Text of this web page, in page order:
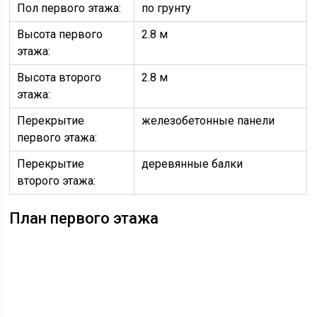
Пол первого этажа:
по грунту
Высота первого
этажа:
2.8 м
Высота второго
этажа:
2.8 м
Перекрытие
первого этажа:
железобетонные панели
Перекрытие
второго этажа:
деревянные балки
План первого этажа